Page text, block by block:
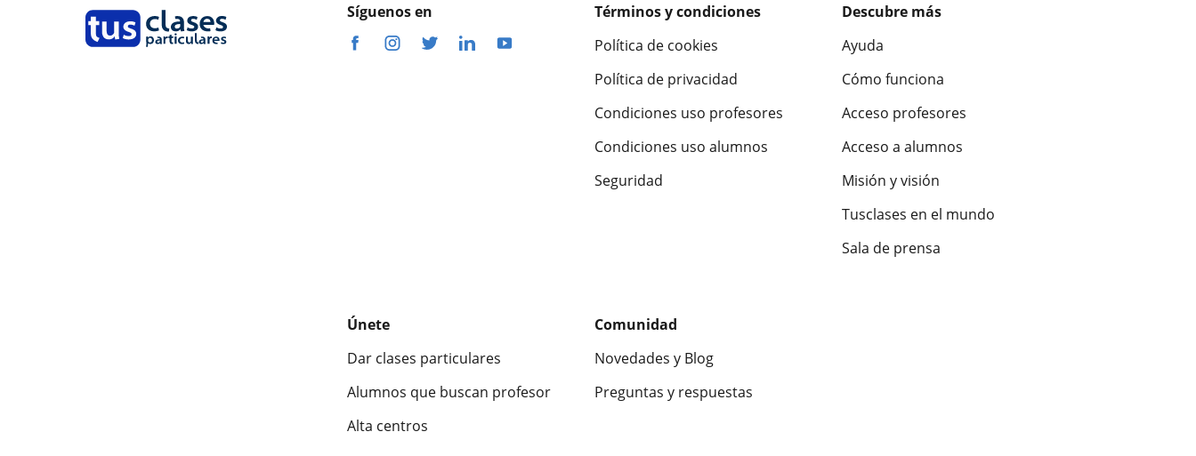
Síguenos en
Términos y condiciones
Política de cookies
Política de privacidad
Condiciones uso profesores
Condiciones uso alumnos
Seguridad
Descubre más
Ayuda
Cómo funciona
Acceso profesores
Acceso a alumnos
Misión y visión
Tusclases en el mundo
Sala de prensa
Únete
Dar clases particulares
Alumnos que buscan profesor
Alta centros
Comunidad
Novedades y Blog
Preguntas y respuestas